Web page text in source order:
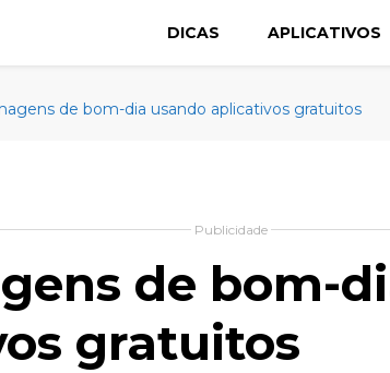
DICAS APLICATIVOS
de bom-dia usando aplicativos gratuitos
Publicidade
de bom-
gratuitos